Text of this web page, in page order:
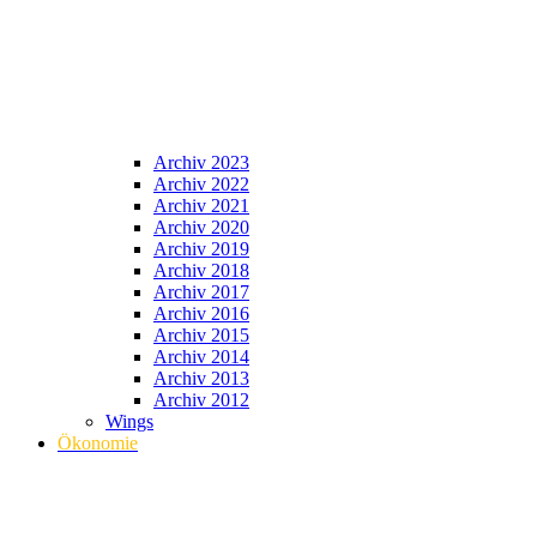
Archiv 2023
Archiv 2022
Archiv 2021
Archiv 2020
Archiv 2019
Archiv 2018
Archiv 2017
Archiv 2016
Archiv 2015
Archiv 2014
Archiv 2013
Archiv 2012
Wings
Ökonomie